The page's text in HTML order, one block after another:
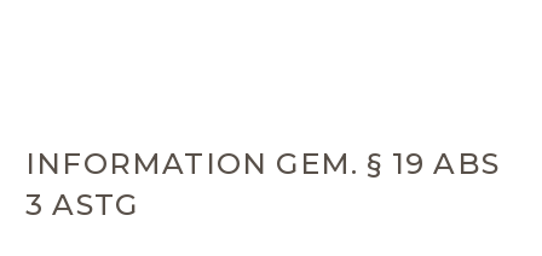
INFORMATION GEM. § 19 ABS
3 ASTG